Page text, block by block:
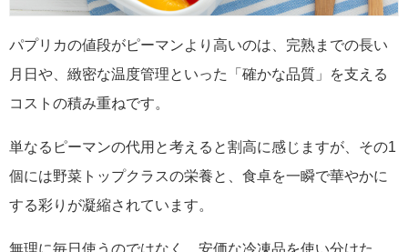
パプリカの値段がピーマンより高いのは、完熟までの長い
月日や、緻密な温度管理といった「確かな品質」を支える
コストの積み重ねです。
単なるピーマンの代用と考えると割高に感じますが、その1
個には野菜トップクラスの栄養と、食卓を一瞬で華やかに
する彩りが凝縮されています。